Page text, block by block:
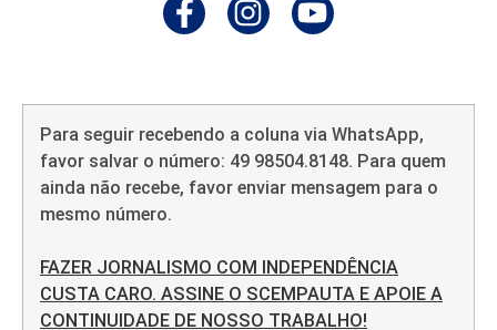
Para seguir recebendo a coluna via WhatsApp,
favor salvar o número: 49 98504.8148. Para quem
ainda não recebe, favor enviar mensagem para o
mesmo número.
FAZER JORNALISMO COM INDEPENDÊNCIA
CUSTA CARO. ASSINE O SCEMPAUTA E APOIE A
CONTINUIDADE DE NOSSO TRABALHO!